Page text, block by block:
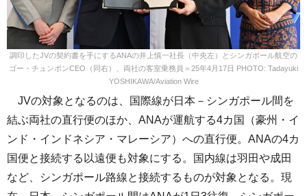
調印したJVの契約書を手にするANAの井上慎一社長（中央左）とシンガポール航空の
ゴー・チュンポンCEO（同右）、両社の客室乗務員＝25年4月17日 PHOTO: Tadayuki
YOSHIKAWA/Aviation Wire
JVの対象となるのは、国際線が日本－シンガポール間を
結ぶ両社の直行便のほか、ANAが運航する4カ国（豪州・イ
ンド・インドネシア・マレーシア）への直行便。ANAの4カ
国便と接続する以遠便も対象にする。国内線は羽田や成田
など、シンガポール路線と接続するものが対象となる。現